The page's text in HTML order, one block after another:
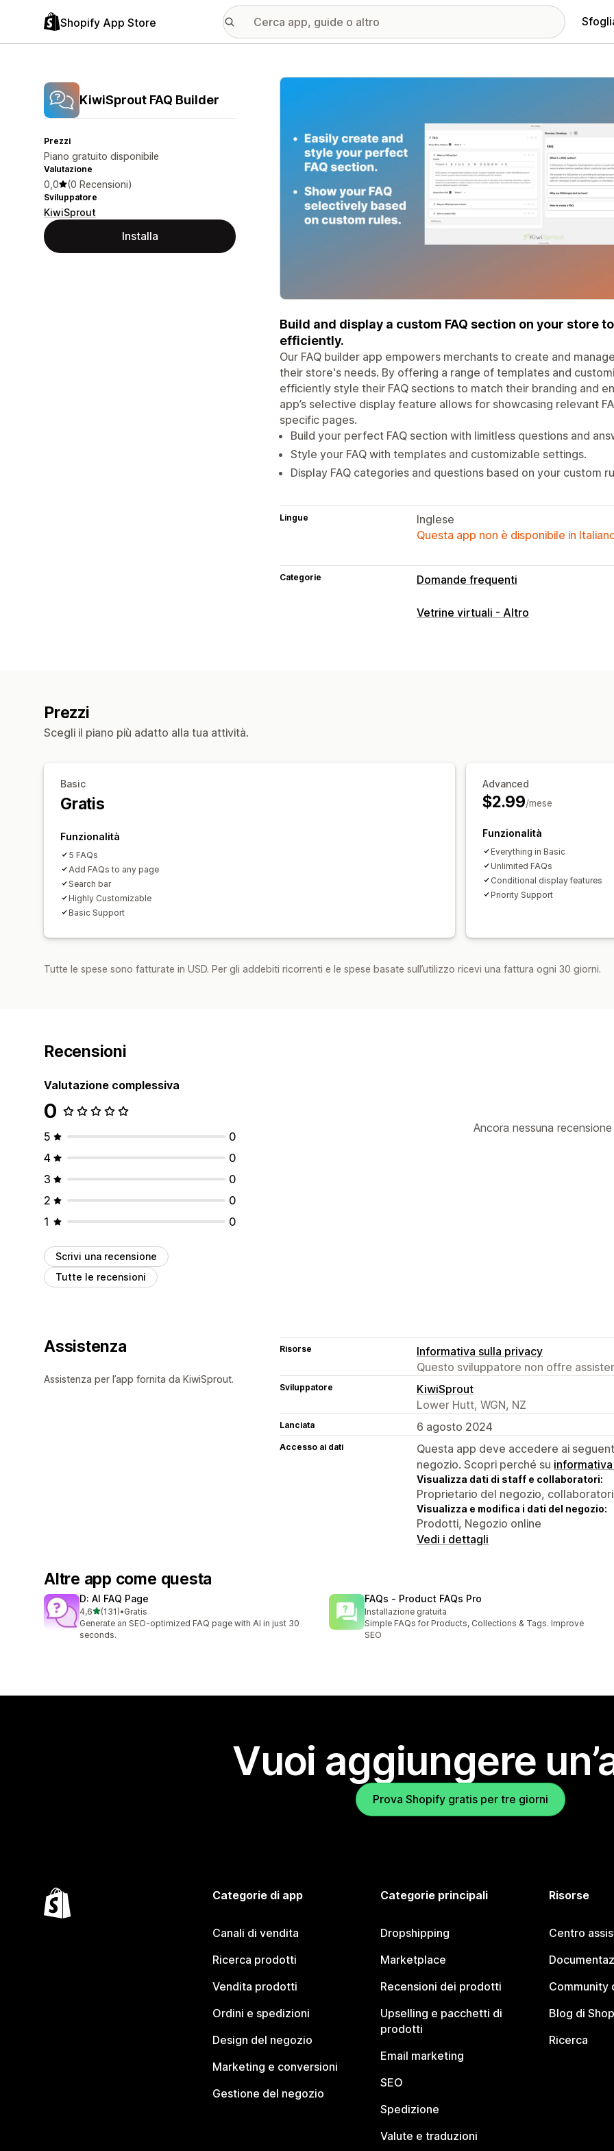
Shopify App Store
KiwiSprout FAQ Builder
Prezzi
Piano gratuito disponibile
Valutazione
0,0 (0 Recensioni)
Sviluppatore
KiwiSprout
Installa
Galleria immagini in evidenza
Build and display a custom FAQ section on your store
efficiently.
Our FAQ builder app empowers merchants to create and
their store's needs. By offering a range of templates and
efficiently style their FAQ sections to match their branding and
app’s selective display feature allows for showcasing relevant
specific pages.
Build your perfect FAQ section with limitless questions and
Style your FAQ with templates and customizable settings.
Display FAQ categories and questions based on your custom
Lingue
Inglese
Questa app non è disponibile in
Categorie Domande frequenti
Strumenti di modifica
Vetrine virtuali - Altro
Prezzi
Scegli il piano più adatto alla tua attività.
Basic
Gratis
Funzionalità
5 FAQs
Add FAQs to any page
Search bar
Highly Customizable
Basic Support
Advanced
$2.99/mese
Funzionalità
Everything in Basic
Unlimited FAQs
Conditional display features
Priority Support
Tutte le spese sono fatturate in USD. Per gli addebiti ricorrenti e le spese basate sull’utilizzo ricevi una fattura ogni 30 giorni.
Recensioni
Valutazione complessiva
0
5
0
4
0
3
0
2
0
1
0
Scrivi una recensione
Tutte le recensioni
Ancora nessuna recensione
Assistenza
Assistenza per l’app fornita da KiwiSprout.
Risorse
Informativa sulla privacy
Questo sviluppatore non offre
Sviluppatore
KiwiSprout
Lower Hutt, WGN, NZ
Lanciata 6 agosto 2024
Accesso ai dati
Questa app deve accedere ai
negozio. Scopri perché su
Visualizza dati di staff e collaboratori:
Proprietario del negozio,
Visualizza e modifica i dati del negozio:
Prodotti, Negozio online
Vedi i dettagli
Altre app come questa
D: AI FAQ Page
4,6stelle su 5
(131)
131 recensioni totali
•Gratis
Generate an SEO-optimized FAQ page with AI in just 30
seconds.
FAQs ‑ Product FAQs Pro
Installazione gratuita
Simple FAQs for Products, Collections & Tags. Improve
SEO
Vuoi aggiungere
Prova Shopify gratis per tre giorni
Categorie di app
Canali di vendita
Ricerca prodotti
Vendita prodotti
Ordini e spedizioni
Design del negozio
Marketing e conversioni
Gestione del negozio
Categorie principali
Dropshipping
Marketplace
Recensioni dei prodotti
Upselling e pacchetti di
prodotti
Email marketing
SEO
Spedizione
Valute e traduzioni
Risorse
Centro
Community
Blog di
Ricerca